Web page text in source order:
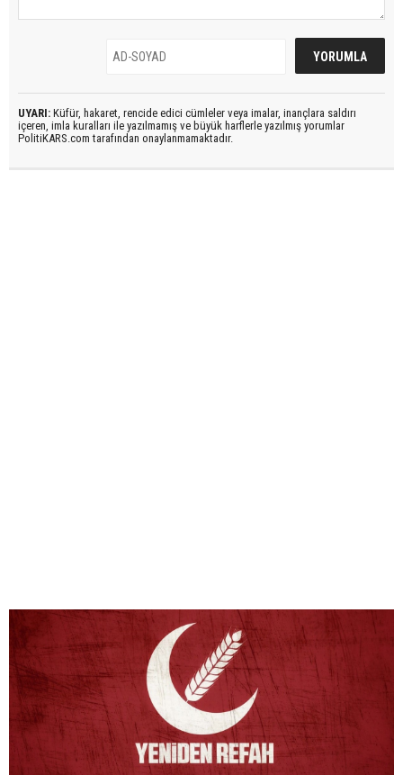
UYARI: Küfür, hakaret, rencide edici cümleler veya imalar, inançlara saldırı
içeren, imla kuralları ile yazılmamış ve büyük harflerle yazılmış yorumlar
PolitiKARS.com tarafından onaylanmamaktadır.